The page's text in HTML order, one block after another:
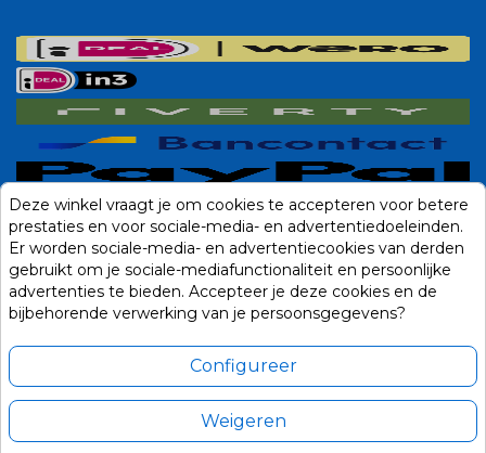
Deze winkel vraagt je om cookies te accepteren voor betere
prestaties en voor sociale-media- en advertentiedoeleinden.
Er worden sociale-media- en advertentiecookies van derden
gebruikt om je sociale-mediafunctionaliteit en persoonlijke
advertenties te bieden. Accepteer je deze cookies en de
bijbehorende verwerking van je persoonsgegevens?
Configureer
Weigeren